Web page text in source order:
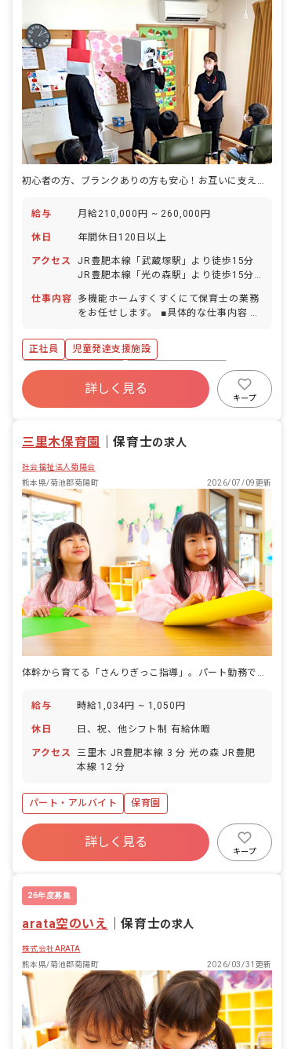
初心者の方、ブランクありの方も安心！お互いに支え合える環境です
給与 月給210,000円 ~ 260,000円
休日 年間休日120日以上
アクセス
JR豊肥本線「武蔵塚駅」より徒歩15分
JR豊肥本線「光の森駅」より徒歩15分
イカー通勤の場合、駐車場代補助あり）
仕事内容 多機能ホームすくすくにて保育士の業務
をお任せします。 ■具体的な仕事内容 ・
動面の支援どちらにも取り組み、一人ひ
とりのお子さんに合わせた支援を提供で
きるようにしています。 ・私たちの療育
は「子どもをほめることで伸ばし、強み
を活かす」というスタイルです。 『ほめ
し、成功体験と自信を積み 上げていくお
正社員
児童発達支援施設
ボーナス・賞与あり
年間休日120日以上
社会保険完備
有給
福利厚生充実
詳しく見る
キープ
三里木保育園 ｜保育士の求人
社会福祉法人菊陽会
熊本県/菊池郡菊陽町
2026/07/09更新
体幹から育てる「さんりぎっこ指導」。パート勤務でも体の土台づくりに関われます。
給与 時給1,034円 ~ 1,050円
休日 日、祝、他シフト制 有給休暇
アクセス
三里木 JR豊肥本線 3 分 光の森 JR豊肥
本線 12 分
パート・アルバイト 保育園
詳しく見る
キープ
26年度募集
arata空のいえ ｜保育士の求人
株式会社ARATA
熊本県/菊池郡菊陽町
2026/03/31更新